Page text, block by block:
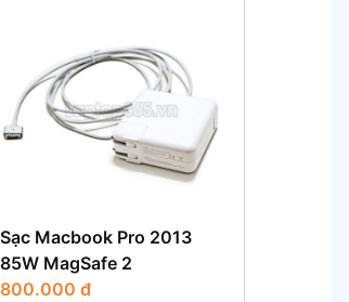
Sạc Macbook Pro 2013
85W MagSafe 2
800.000 đ